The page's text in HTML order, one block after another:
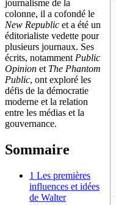
journalisme de la
colonne, il a cofondé le
New Republic et a été un
éditorialiste vedette pour
plusieurs journaux. Ses
écrits, notamment Public
Opinion et The Phantom
Public, ont exploré les
défis de la démocratie
moderne et la relation
entre les médias et la
gouvernance.
Sommaire
1 Les premières
influences et idées
de Walter